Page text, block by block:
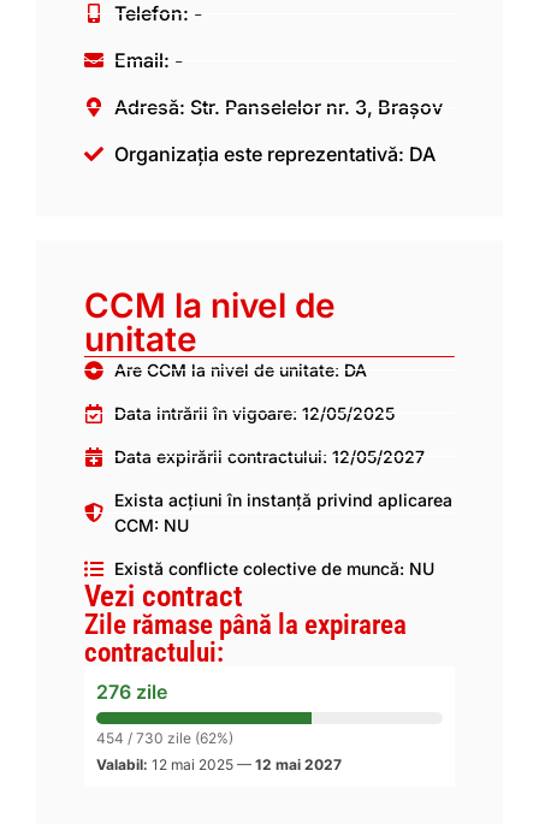
Telefon: -
Email: -
Adresă: Str. Panselelor nr. 3, Brașov
Organizația este reprezentativă: DA
CCM la nivel de
unitate
Are CCM la nivel de unitate: DA
Data intrării în vigoare: 12/05/2025
Data expirării contractului: 12/05/2027
Exista acțiuni în instanță privind aplicarea
CCM: NU
Există conflicte colective de muncă: NU
Vezi contract
Zile rămase până la expirarea
contractului:
276 zile
454 / 730 zile (62%)
Valabil: 12 mai 2025 — 12 mai 2027